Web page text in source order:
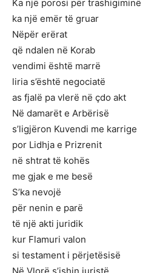
Ka një porosi për trashigiminë
ka një emër të gruar
Nëpër erërat
që ndalen në Korab
vendimi është marrë
liria s’është negociatë
as fjalë pa vlerë në çdo akt
Në damarët e Arbërisë
s’ligjëron Kuvendi me karrige
por Lidhja e Prizrenit
në shtrat të kohës
me gjak e me besë
S’ka nevojë
për nenin e parë
të një akti juridik
kur Flamuri valon
si testament i përjetësisë
Në Vlorë s’ishin juristë